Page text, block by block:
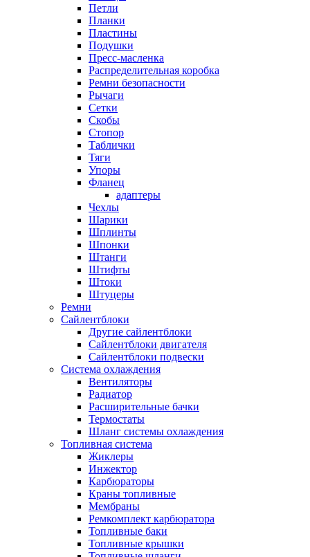
Петли
Планки
Пластины
Подушки
Пресс-масленка
Распределительная коробка
Ремни безопасности
Рычаги
Сетки
Скобы
Стопор
Таблички
Тяги
Упоры
Фланец
адаптеры
Чехлы
Шарики
Шплинты
Шпонки
Штанги
Штифты
Штоки
Штуцеры
Ремни
Сайлентблоки
Другие сайлентблоки
Сайлентблоки двигателя
Сайлентблоки подвески
Система охлаждения
Вентиляторы
Радиатор
Расширительные бачки
Термостаты
Шланг системы охлаждения
Топливная система
Жиклеры
Инжектор
Карбюраторы
Краны топливные
Мембраны
Ремкомплект карбюратора
Топливные баки
Топливные крышки